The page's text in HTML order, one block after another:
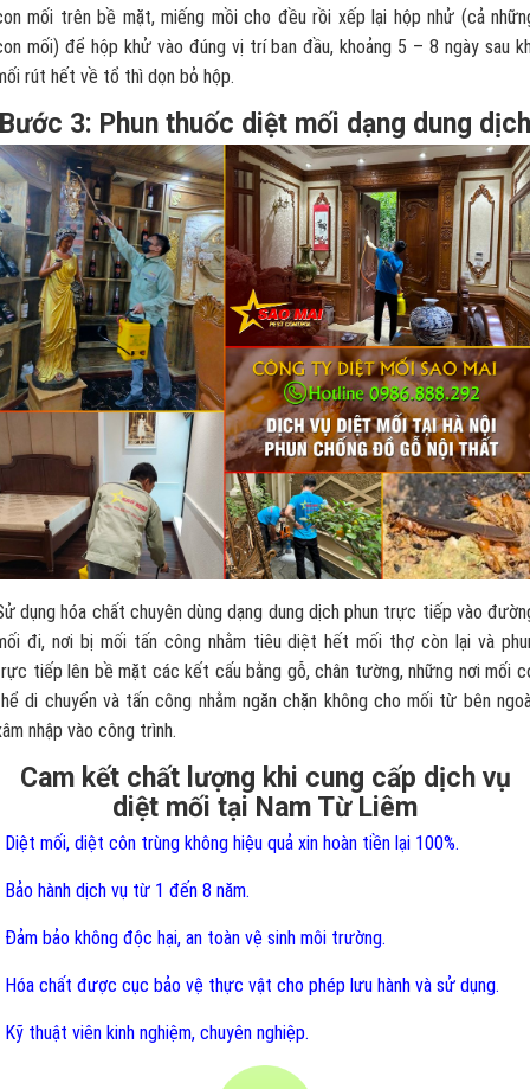
mối trên bề mặt, miếng mồi cho đều rồi xếp lại hộp nhử (cả
mối) để hộp khử vào đúng vị trí ban đầu, khoảng 5 – 8 ngày sau
rút hết về tổ thì dọn bỏ hộp.
Bước 3: Phun thuốc diệt mối dạng dung dịch
dụng hóa chất chuyên dùng dạng dung dịch phun trực tiếp vào
đi, nơi bị mối tấn công nhằm tiêu diệt hết mối thợ còn lại và
tiếp lên bề mặt các kết cấu bằng gỗ, chân tường, những nơi mối
di chuyển và tấn công nhằm ngăn chặn không cho mối từ bên
nhập vào công trình.
Cam kết chất lượng khi cung cấp dịch vụ
diệt mối tại Nam Từ Liêm
Diệt mối, diệt côn trùng không hiệu quả xin hoàn tiền lại 100%.
Bảo hành dịch vụ từ 1 đến 8 năm.
Đảm bảo không độc hại, an toàn vệ sinh môi trường.
Hóa chất được cục bảo vệ thực vật cho phép lưu hành và sử dụng.
Kỹ thuật viên kinh nghiệm, chuyên nghiệp.